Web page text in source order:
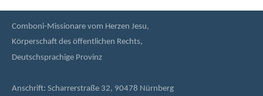
Comboni-Missionare vom Herzen Jesu,
Körperschaft des öffentlichen Rechts,
Deutschsprachige Provinz
Anschrift: Scharrerstraße 32, 90478 Nürnberg